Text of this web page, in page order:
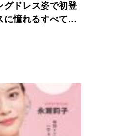
グドレス姿で初登
に憧れるすべての